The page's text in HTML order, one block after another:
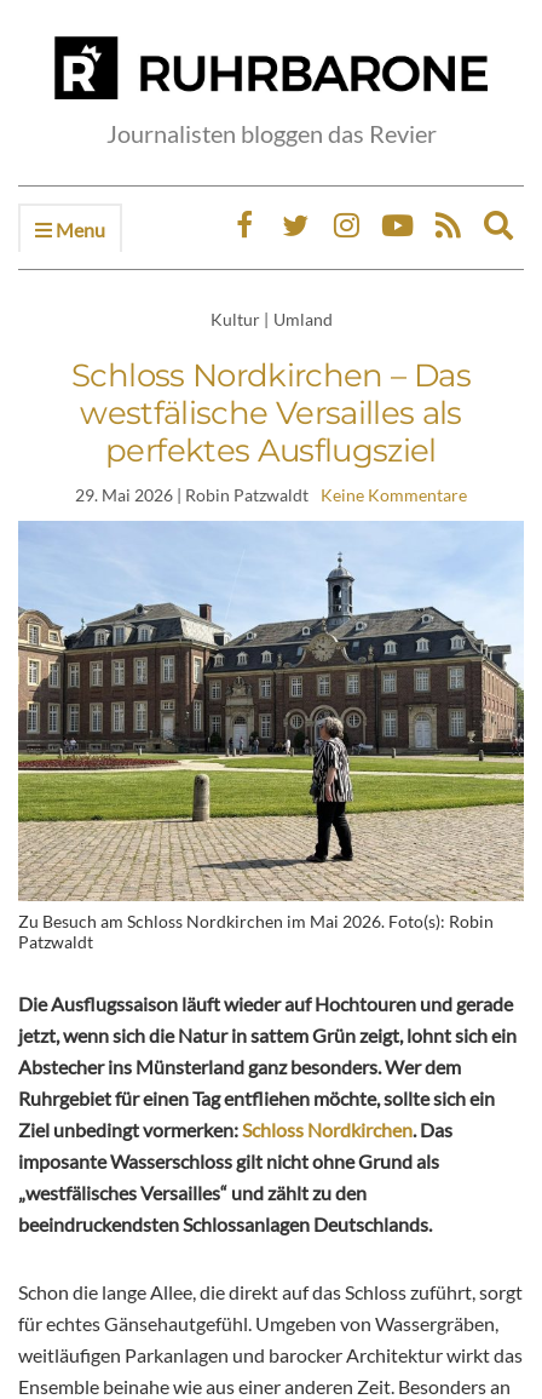
Journalisten bloggen das Revier
Menu
Kultur | Umland
Schloss Nordkirchen – Das
westfälische Versailles als
perfektes Ausflugsziel
29. Mai 2026 | Robin Patzwaldt Keine Kommentare
Zu Besuch am Schloss Nordkirchen im Mai 2026. Foto(s): Robin
Patzwaldt
Die Ausflugssaison läuft wieder auf Hochtouren und gerade
jetzt, wenn sich die Natur in sattem Grün zeigt, lohnt sich ein
Abstecher ins Münsterland ganz besonders. Wer dem
Ruhrgebiet für einen Tag entfliehen möchte, sollte sich ein
Ziel unbedingt vormerken:Schloss Nordkirchen. Das
imposante Wasserschloss gilt nicht ohne Grund als
„westfälisches Versailles“ und zählt zu den
beeindruckendsten Schlossanlagen Deutschlands.
Schon die lange Allee, die direkt auf das Schloss zuführt, sorgt
für echtes Gänsehautgefühl. Umgeben von Wassergräben,
weitläufigen Parkanlagen und barocker Architektur wirkt das
Ensemble beinahe wie aus einer anderen Zeit. Besonders an